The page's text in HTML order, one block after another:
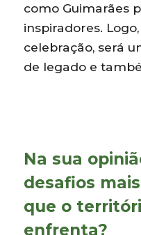
como Guimarães
inspiradores.
celebração, será
de legado e
Na sua
desafios
que o
enfrenta?